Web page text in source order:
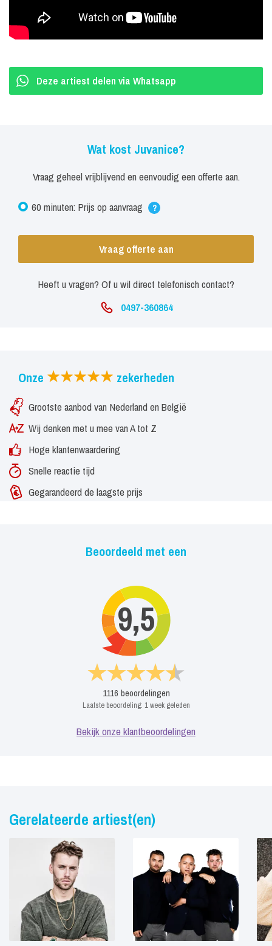
Deze artiest delen via Whatsapp
Wat kost Juvanice?
Vraag geheel vrijblijvend en eenvoudig een offerte aan.
60 minuten: Prijs op aanvraag ?
Vraag offerte aan
Heeft u vragen? Of u wil direct telefonisch contact?
0497-360864
Onze zekerheden
Grootste aanbod van Nederland en België
Wij denken met u mee van A tot Z
Hoge klantenwaardering
Snelle reactie tijd
Gegarandeerd de laagste prijs
Beoordeeld met een
9,5
1116 beoordelingen
Laatste beoordeling: 1 week geleden
Bekijk onze klantbeoordelingen
Gerelateerde artiest(en)